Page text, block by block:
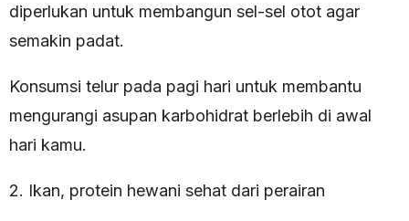
diperlukan untuk membangun sel-sel otot agar
semakin padat.
Konsumsi telur pada pagi hari untuk membantu
mengurangi asupan karbohidrat berlebih di awal
hari kamu.
2. Ikan, protein hewani sehat dari perairan